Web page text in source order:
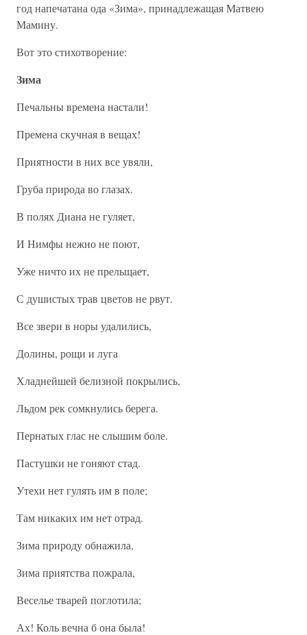
год напечатана ода «Зима», принадлежащая Матвею
Мамину.
Вот это стихотворение:
Зима
Печальны времена настали!
Премена скучная в вещах!
Приятности в них все увяли,
Груба природа во глазах.
В полях Диана не гуляет,
И Нимфы нежно не поют,
Уже ничто их не прельщает,
С душистых трав цветов не рвут.
Все звери в норы удалились,
Долины, рощи и луга
Хладнейшей белизной покрылись,
Льдом рек сомкнулись берега.
Пернатых глас не слышим боле.
Пастушки не гоняют стад.
Утехи нет гулять им в поле;
Там никаких им нет отрад.
Зима природу обнажила,
Зима приятства пожрала,
Веселье тварей поглотила;
Ах! Коль вечна б она была!